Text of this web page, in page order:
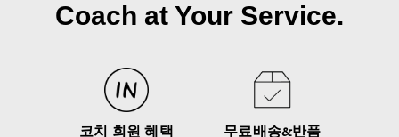
Coach at Your Service.
코치 회원 혜택
무료배송&반품